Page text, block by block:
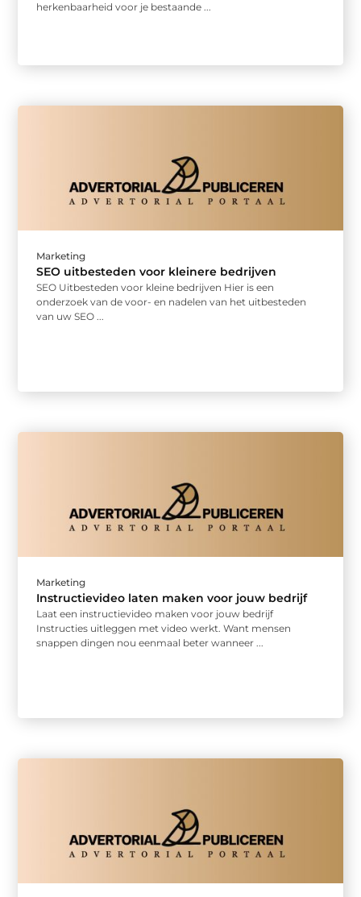
herkenbaarheid voor je bestaande ...
Marketing
SEO uitbesteden voor kleinere bedrijven
SEO Uitbesteden voor kleine bedrijven Hier is een
onderzoek van de voor- en nadelen van het uitbesteden
van uw SEO ...
Marketing
Instructievideo laten maken voor jouw bedrijf
Laat een instructievideo maken voor jouw bedrijf
Instructies uitleggen met video werkt. Want mensen
snappen dingen nou eenmaal beter wanneer ...